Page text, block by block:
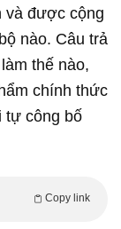
và được cộng
nào. Câu trả
thế nào,
chính thức
tự công bố
Copy link